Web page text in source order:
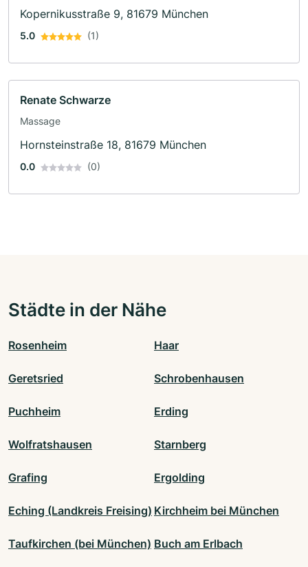
Kopernikusstraße 9, 81679 München
5.0 (1)
Renate Schwarze
Massage
Hornsteinstraße 18, 81679 München
0.0 (0)
Städte in der Nähe
Rosenheim Haar
Geretsried Schrobenhausen
Puchheim Erding
Wolfratshausen Starnberg
Grafing Ergolding
Eching (Landkreis Freising) Kirchheim bei München
Taufkirchen (bei München) Buch am Erlbach